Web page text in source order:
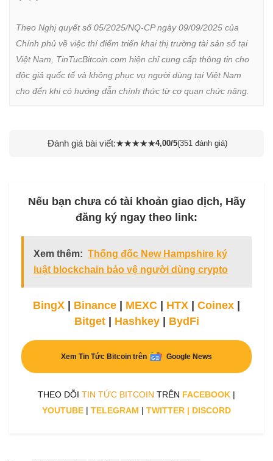
Theo Nghị quyết số 05/2025/NQ-CP ngày 09/09/2025 của
Chính phủ về việc thí điểm triển khai thị trường tài sản số tại
Việt Nam, TinTucBitcoin.com hiện chỉ cung cấp thông tin cho
độc giả quốc tế và không phục vụ người dùng tại Việt Nam
cho đến khi có hướng dẫn chính thức từ cơ quan chức năng.
Đánh giá bài viết:★★★★★4,00/5(351 đánh giá)
Nếu bạn chưa có tài khoản giao dịch, Hãy
đăng ký ngay theo link:
Xem thêm: Thống đốc New Hampshire ký
luật blockchain bảo vệ người dùng crypto
BingX Binance MEXC HTX Coinex
Bitget| Hashkey| BydFi
Xem Tin Tức Bitcoin trên Google News
THEO DÕI TIN TỨC BITCOIN TRÊN FACEBOOK |
YOUTUBE | TELEGRAM | TWITTER | DISCORD